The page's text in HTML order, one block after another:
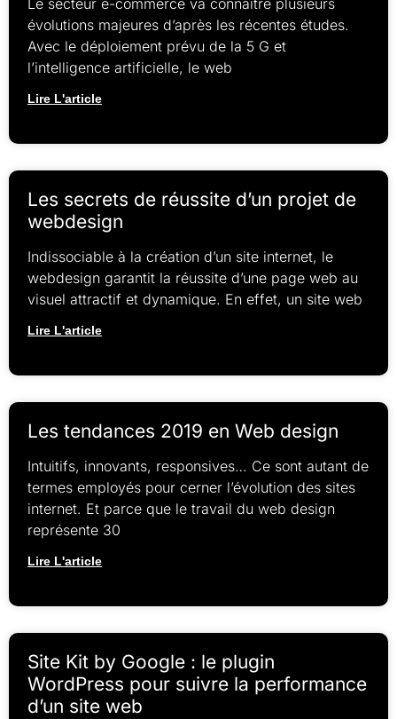
Le secteur e-commerce va connaître plusieurs
évolutions majeures d’après les récentes études.
Avec le déploiement prévu de la 5 G et
l’intelligence artificielle, le web
Lire L'article
Les secrets de réussite d’un projet de
webdesign
Indissociable à la création d’un site internet, le
webdesign garantit la réussite d’une page web au
visuel attractif et dynamique. En effet, un site web
Lire L'article
Les tendances 2019 en Web design
Intuitifs, innovants, responsives… Ce sont autant de
termes employés pour cerner l’évolution des sites
internet. Et parce que le travail du web design
représente 30
Lire L'article
Site Kit by Google : le plugin
WordPress pour suivre la performance
d’un site web